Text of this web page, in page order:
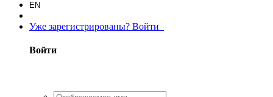
EN
Уже зарегистрированы? Войти
Войти